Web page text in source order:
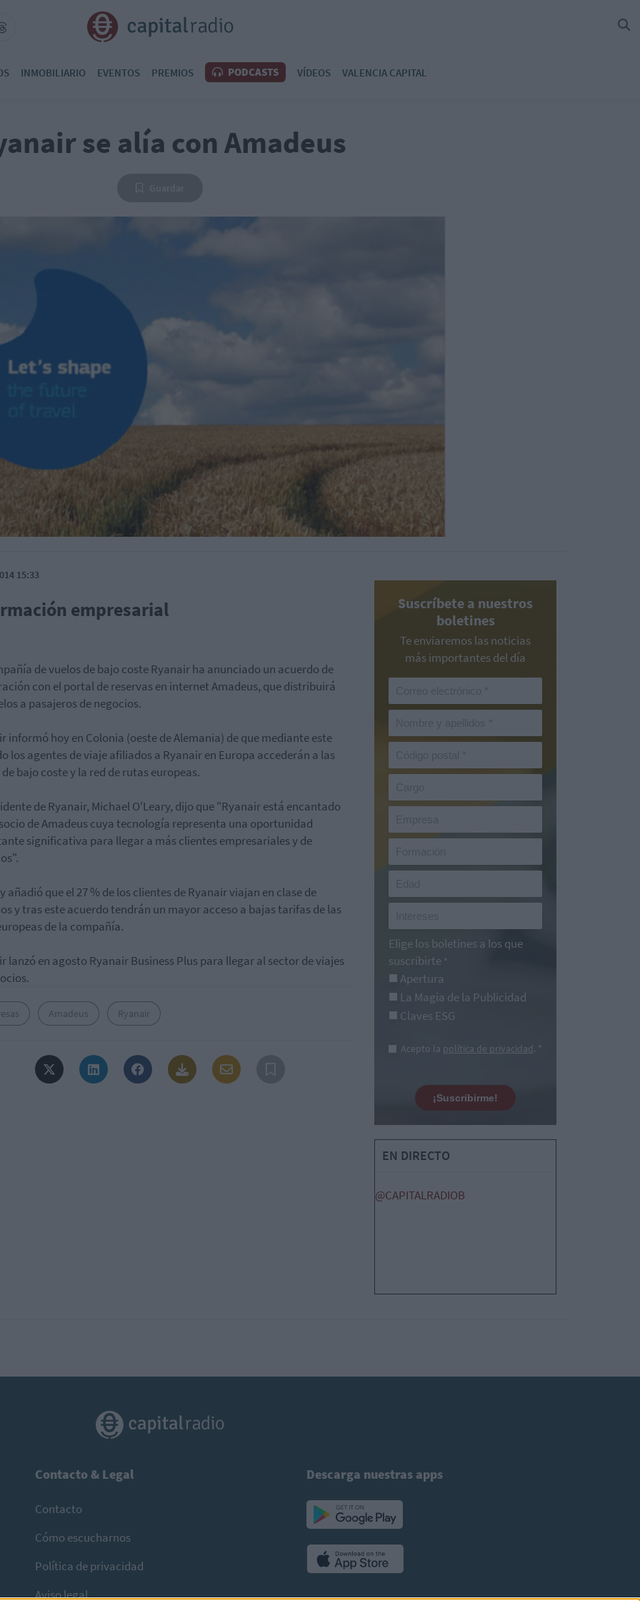
INMOBILIARIO EVENTOS PREMIOS PODCASTS VÍDEOS VALENCIA CAPITAL
se alía con Amadeus
15:33
empresarial
de vuelos de bajo coste Ryanair ha anunciado un acuerdo de
con el portal de reservas en internet Amadeus, que distribuirá
a pasajeros de negocios.
informó hoy en Colonia (oeste de Alemania) de que mediante este
los agentes de viaje afiliados a Ryanair en Europa accederán a las
bajo coste y la red de rutas europeas.
de Ryanair, Michael O'Leary, dijo que "Ryanair está encantado
de Amadeus cuya tecnología representa una oportunidad
significativa para llegar a más clientes empresariales y de
añadió que el 27 % de los clientes de Ryanair viajan en clase de
y tras este acuerdo tendrán un mayor acceso a bajas tarifas de las
de la compañía.
lanzó en agosto Ryanair Business Plus para llegar al sector de viajes
Amadeus Ryanair
Suscríbete a nuestros
boletines
Te enviaremos las noticias
más importantes del día
Elige los boletines a los que
suscribirte *
Apertura
La Magia de la Publicidad
Claves ESG
Acepto la política de privacidad. *
¡Suscribirme!
EN DIRECTO
@CAPITALRADIOB
Contacto & Legal
Contacto
Cómo escucharnos
Política de privacidad
Aviso legal
Descarga nuestras apps